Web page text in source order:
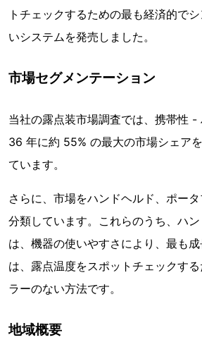
トチェックするための最も経済的で
いシステムを発売しました。
市場セグメンテーション
当社の露点装市場調査では、携帯性
36 年に約 55% の最大の市場シェア
ています。
さらに、市場をハンドヘルド、ポー
分類しています。これらのうち、ハ
は、機器の使いやすさにより、最も
は、露点温度をスポットチェックす
ラーのない方法です。
地域概要